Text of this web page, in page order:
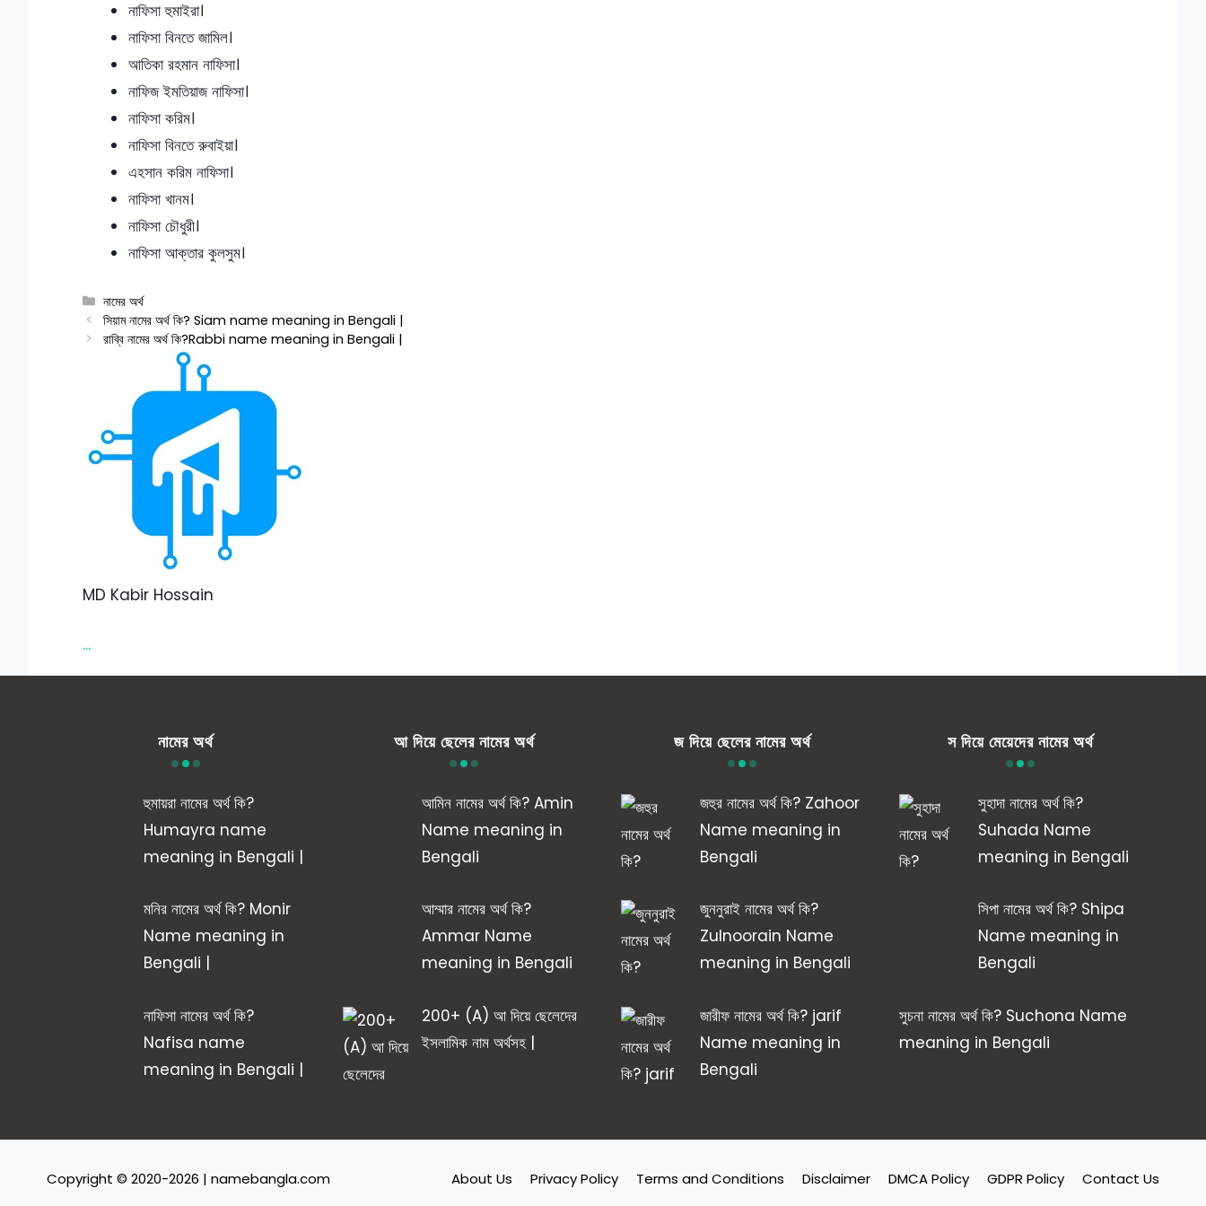
নাফিসা হুমাইরা।
নাফিসা বিনতে জামিল।
আতিকা রহমান নাফিসা।
নাফিজ ইমতিয়াজ নাফিসা।
নাফিসা করিম।
নাফিসা বিনতে রুবাইয়া।
এহসান করিম নাফিসা।
নাফিসা খানম।
নাফিসা চৌধুরী।
নাফিসা আক্তার কুলসুম।
Categories
নামের অর্থ
সিয়াম নামের অর্থ কি? Siam name meaning in Bengali |
রাব্বি নামের অর্থ কি?Rabbi name meaning in Bengali |
MD Kabir Hossain
...
নামের অর্থ
হুমায়রা নামের অর্থ কি?
Humayra name
meaning in Bengali |
মনির নামের অর্থ কি? Monir
Name meaning in
Bengali |
নাফিসা নামের অর্থ কি?
Nafisa name
meaning in Bengali |
আ দিয়ে ছেলের নামের অর্থ
আমিন নামের অর্থ কি? Amin
Name meaning in
Bengali
আম্মার নামের অর্থ কি?
Ammar Name
meaning in Bengali
200+ (A) আ দিয়ে ছেলেদের
ইসলামিক নাম অর্থসহ |
জ দিয়ে ছেলের নামের অর্থ
জহুর নামের অর্থ কি? Zahoor
Name meaning in
Bengali
জুননুরাই নামের অর্থ কি?
Zulnoorain Name
meaning in Bengali
জারীফ নামের অর্থ কি? jarif
Name meaning in
Bengali
স দিয়ে মেয়েদের নামের অর্থ
সুহাদা নামের অর্থ কি?
Suhada Name
meaning in Bengali
সিপা নামের অর্থ কি? Shipa
Name meaning in
Bengali
সুচনা নামের অর্থ কি? Suchona Name
meaning in Bengali
About Us Privacy Policy Terms and Conditions Disclaimer DMCA Policy GDPR Policy Contact Us
Copyright © 2020-2026 | namebangla.com